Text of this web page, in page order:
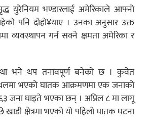
युरेनियम भण्डारलाई अमेरिकाले आफ्नो
पनि दोहो¥याए । उनका अनुसार उक्त
व्यवस्थापन गर्न सक्ने क्षमता अमेरिका र
भने थप तनावपूर्ण बनेको छ । कुवेत
भएको घातक आक्रमणमा एक जनाको
जना घाइते भएका छन् । अप्रिल ८ मा लागू
खाडी क्षेत्रमा भएको यो पहिलो घातक घटना